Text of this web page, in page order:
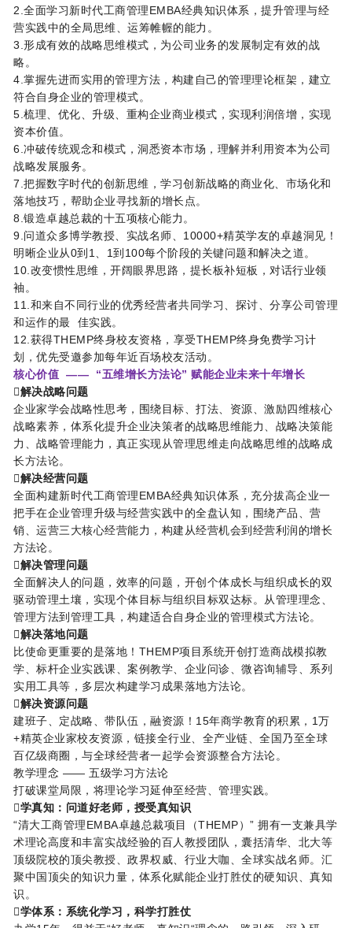
2.全面学习新时代工商管理EMBA经典知识体系，提升管理与经
营实践中的全局思维、运筹帷幄的能力。
3.形成有效的战略思维模式，为公司业务的发展制定有效的战
略。
4.掌握先进而实用的管理方法，构建自己的管理理论框架，建立
符合自身企业的管理模式。
5.梳理、优化、升级、重构企业商业模式，实现利润倍增，实现
资本价值。
6.冲破传统观念和模式，洞悉资本市场，理解并利用资本为公司
战略发展服务。
7.把握数字时代的创新思维，学习创新战略的商业化、市场化和
落地技巧，帮助企业寻找新的增长点。
8.锻造卓越总裁的十五项核心能力。
9.问道众多博学教授、实战名师、10000+精英学友的卓越洞见！
明晰企业从0到1、1到100每个阶段的关键问题和解决之道。
10.改变惯性思维，开阔眼界思路，提长板补短板，对话行业领
袖。
11.和来自不同行业的优秀经营者共同学习、探讨、分享公司管理
和运作的最 佳实践。
12.获得THEMP终身校友资格，享受THEMP终身免费学习计
划，优先受邀参加每年近百场校友活动。
核心价值 —— “五维增长方法论” 赋能企业未来十年增长
解决战略问题
企业家学会战略性思考，围绕目标、打法、资源、激励四维核心
战略素养，体系化提升企业决策者的战略思维能力、战略决策能
力、战略管理能力，真正实现从管理思维走向战略思维的战略成
长方法论。
解决经营问题
全面构建新时代工商管理EMBA经典知识体系，充分拔高企业一
把手在企业管理升级与经营实践中的全盘认知，围绕产品、营
销、运营三大核心经营能力，构建从经营机会到经营利润的增长
方法论。
解决管理问题
全面解决人的问题，效率的问题，开创个体成长与组织成长的双
驱动管理土壤，实现个体目标与组织目标双达标。从管理理念、
管理方法到管理工具，构建适合自身企业的管理模式方法论。
解决落地问题
比使命更重要的是落地！THEMP项目系统开创打造商战模拟教
学、标杆企业实践课、案例教学、企业问诊、微咨询辅导、系列
实用工具等，多层次构建学习成果落地方法论。
解决资源问题
建班子、定战略、带队伍，融资源！15年商学教育的积累，1万
+精英企业家校友资源，链接全行业、全产业链、全国乃至全球
百亿级商圈，与全球经营者一起学会资源整合方法论。
教学理念 —— 五级学习方法论
打破课堂局限，将理论学习延伸至经营、管理实践。
学真知：问道好老师，授受真知识
“清大工商管理EMBA卓越总裁项目（THEMP）” 拥有一支兼具学
术理论高度和丰富实战经验的百人教授团队，囊括清华、北大等
顶级院校的顶尖教授、政界权威、行业大咖、全球实战名师。汇
聚中国顶尖的知识力量，体系化赋能企业打胜仗的硬知识、真知
识。
学体系：系统化学习，科学打胜仗